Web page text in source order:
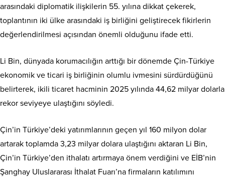
arasındaki diplomatik ilişkilerin 55. yılına dikkat çekerek,
toplantının iki ülke arasındaki iş birliğini geliştirecek fikirlerin
değerlendirilmesi açısından önemli olduğunu ifade etti.
Li Bin, dünyada korumacılığın arttığı bir dönemde Çin-Türkiye
ekonomik ve ticari iş birliğinin olumlu ivmesini sürdürdüğünü
belirterek, ikili ticaret hacminin 2025 yılında 44,62 milyar dolarla
rekor seviyeye ulaştığını söyledi.
Çin’in Türkiye’deki yatırımlarının geçen yıl 160 milyon dolar
artarak toplamda 3,23 milyar dolara ulaştığını aktaran Li Bin,
Çin’in Türkiye’den ithalatı artırmaya önem verdiğini ve EİB’nin
Şanghay Uluslararası İthalat Fuarı’na firmaların katılımını